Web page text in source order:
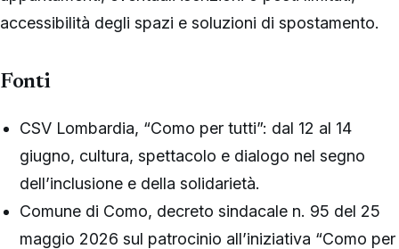
accessibilità degli spazi e soluzioni di spostamento.
Fonti
CSV Lombardia, “Como per tutti”: dal 12 al 14
giugno, cultura, spettacolo e dialogo nel segno
dell’inclusione e della solidarietà.
Comune di Como, decreto sindacale n. 95 del 25
maggio 2026 sul patrocinio all’iniziativa “Como per